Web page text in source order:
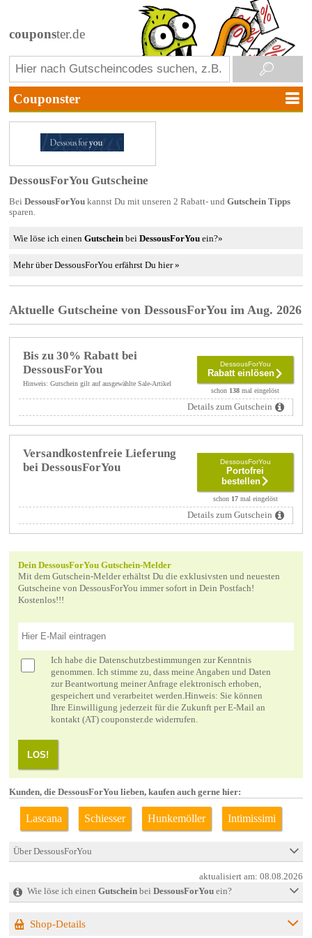
couponster.de
DessousForYou Gutscheine
Bei DessousForYoukannst Du mit unseren 2 Rabatt- und Gutschein Tipps
sparen.
Wie löse ich einenGutschein beiDessousForYou ein?»
Mehr über DessousForYou erfährst Du hier »
Aktuelle Gutscheine von DessousForYou im Aug. 2026
Bis zu 30% Rabatt bei
DessousForYou
Hinweis: Gutschein gilt auf ausgewählte Sale-Artikel
DessousForYou
Rabatt einlösen
schon 138 mal eingelöst
Details zum Gutschein
Versandkostenfreie Lieferung
bei DessousForYou
DessousForYou
Portofrei
bestellen
schon 17mal eingelöst
Details zum Gutschein
Dein DessousForYou Gutschein-Melder
Mit dem Gutschein-Melder erhältst Du die exklusivsten und neuesten
Gutscheine von DessousForYou immer sofort in Dein Postfach!
Kostenlos!!!
Ich habe die Datenschutzbestimmungen zur Kenntnis
genommen. Ich stimme zu, dass meine Angaben und Daten
zur Beantwortung meiner Anfrage elektronisch erhoben,
gespeichert und verarbeitet werden.Hinweis: Sie können
Ihre Einwilligung jederzeit für die Zukunft per E-Mail an
kontakt (AT) couponster.de widerrufen.
LOS!
Kunden, die DessousForYou lieben, kaufen auch gerne hier:
Lascana Schiesser Hunkemöller Intimissimi
Über DessousForYou
aktualisiert am:08.08.2026
Wie löse ich einen Gutscheinbei DessousForYouein?
Shop-Details